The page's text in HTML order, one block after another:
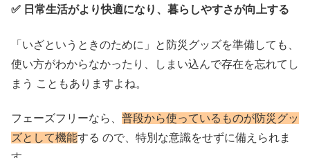
✅ 日常生活がより快適になり、暮らしやすさが向上する
「いざというときのために」と防災グッズを準備しても、
使い方がわからなかったり、しまい込んで存在を忘れてし
まう こともありますよね。
フェーズフリーなら、 普段から使っているものが防災グッ
ズとして機能する ので、特別な意識をせずに備えられま